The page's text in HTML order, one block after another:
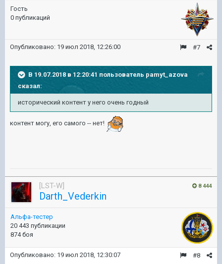
Гость
0 публикаций
#7
Опубликовано: 19 июл 2018, 12:26:00
В 19.07.2018 в 12:20:41 пользователь pamyt_azova
сказал:
исторический контент у него очень годный
контент могу, его самого -- нет!
8 444
[LST-W]
Darth_Vederkin
Альфа-тестер
20 443 публикации
874 боя
#8
Опубликовано: 19 июл 2018, 12:30:07